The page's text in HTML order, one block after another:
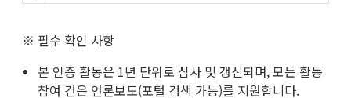
※ 필수 확인 사항
본 인증 활동은 1년 단위로 심사 및 갱신되며, 모든 활동
참여 건은 언론보도(포털 검색 가능)를 지원합니다.